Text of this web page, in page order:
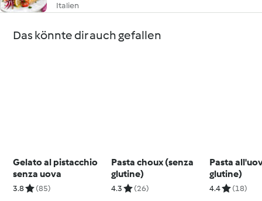
Italien
Das könnte dir auch gefallen
Gelato al pistacchio
senza uova
3.8 (85)
Pasta choux (senza
glutine)
4.3 (26)
Pasta
glutine)
4.4 (18)